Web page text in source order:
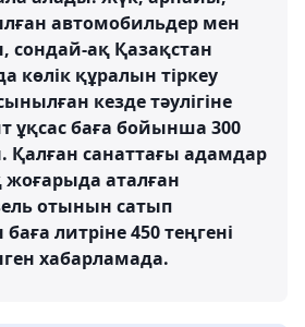
автомобильдер мен
сондай-ақ Қазақстан
көлік құралын тіркеу
кезде тәулігіне
ұқсас баға бойынша 300
Қалған санаттағы адамдар
аталған
отынын сатып
литріне 450 теңгені
хабарламада.